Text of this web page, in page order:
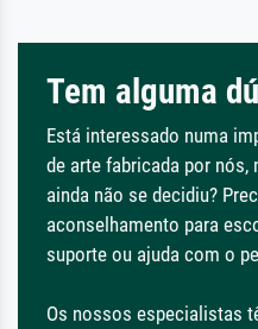
Tem alguma
Está interessado numa
de arte fabricada por nós,
ainda não se decidiu?
aconselhamento para
suporte ou ajuda com o
Os nossos especialistas